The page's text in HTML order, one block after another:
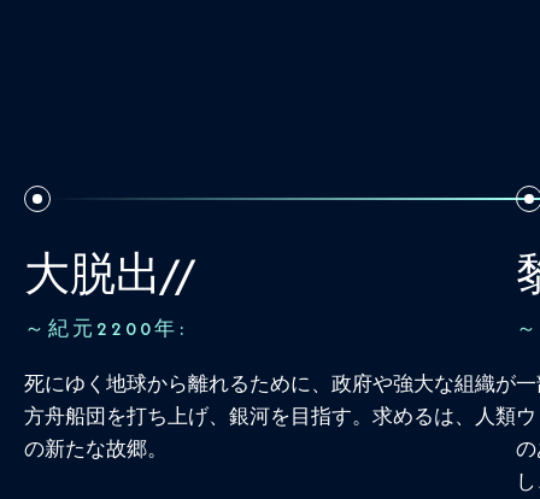
大脱出//
～紀元2200年 :
死にゆく地球から離れるために、政府や強大な組織が
方舟船団を打ち上げ、銀河を目指す。求めるは、人類
の新たな故郷。